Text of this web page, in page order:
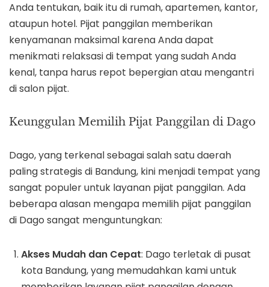
Anda tentukan, baik itu di rumah, apartemen, kantor,
ataupun hotel. Pijat panggilan memberikan
kenyamanan maksimal karena Anda dapat
menikmati relaksasi di tempat yang sudah Anda
kenal, tanpa harus repot bepergian atau mengantri
di salon pijat.
Keunggulan Memilih Pijat Panggilan di Dago
Dago, yang terkenal sebagai salah satu daerah
paling strategis di Bandung, kini menjadi tempat yang
sangat populer untuk layanan pijat panggilan. Ada
beberapa alasan mengapa memilih pijat panggilan
di Dago sangat menguntungkan:
Akses Mudah dan Cepat: Dago terletak di pusat
kota Bandung, yang memudahkan kami untuk